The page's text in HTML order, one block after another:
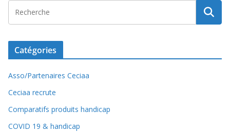
Catégories
Asso/Partenaires Ceciaa
Ceciaa recrute
Comparatifs produits handicap
COVID 19 & handicap